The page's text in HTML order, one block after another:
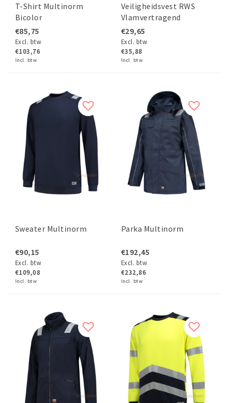
T-Shirt Multinorm
Bicolor
€85,75
Excl. btw
€103,76
Incl. btw
Veiligheidsvest RWS
Vlamvertragend
Antistatisch
€29,65
Excl. btw
€35,88
Incl. btw
Sweater Multinorm
€90,15
Excl. btw
€109,08
Incl. btw
Parka Multinorm
€192,45
Excl. btw
€232,86
Incl. btw